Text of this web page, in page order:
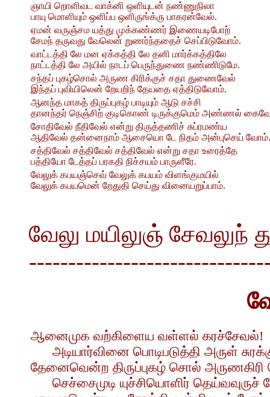
ஞாயி றொளிவட வாக்னி ஒளியுடன் நண்ணுநிலா
பாயு மொளியும் ஒளிப்ப ஒளிருங்க்ரு பாகரன்வேல்.
ஏமன் வருஞ்சம யத்து முக்கண்ணர் இணையடிபோற்
சேமந் தருவது வேலென் றுணர்ந்ததைச் செப்பிடுவோம்.
வாட்டத்தி லே மன ஏக்கத்தி லே தனி மார்க்கத்திலே
நாட்டத்தி லே அயில் நாடப் பெருந்துணை நண்ணிடுமே.
சந்தப் புகழ்சொல் அருண கிரிக்குச் சதா துணைவேல்
இந்தப் புவியிலென் றேயறிந் தேயதை ஏத்திடுவோம்.
ஆனந்த மாகத் திருப்புகழ் பாடியும் ஆடு சச்சி
தானந்தர் நெஞ்சிற் குடிகொண் டிருக்குமெம் அண்ணல்
சோதிவேல் நீதிவேல் என்று திருத்தணிச் சுப்ரமண்ய
ஆதிவேல் தன்னைநாம் ஆசையொ டே நிதம் அன்புசெய் வோம்.
சத்திவேல் சத்திவேல் சத்திவேல் என்று சதா உரைத்தே
பத்தியோ டேத்தப் பரகதி நிச்சயம் பாருளீரே.
வேலுக் கபயஞ்செவ் வேலுக் கபயம் விளங்குமயில்
வேலுக் கபயமென் றேதுதி செய்து வினையறுப்பாம்.
வேலு மயிலுஞ் சேவலுந்
ஆனைமுக வற்கிளைய வள்ளல் கரச்சேவல்!
அடியார்வினை பொடிபடுத்தி அருள்
தேனைவென்ற திருப்புகழ் சொல் அருணகிரி
செச்சைமுடி யுச்சியொளிர் தெய்வவுருச்